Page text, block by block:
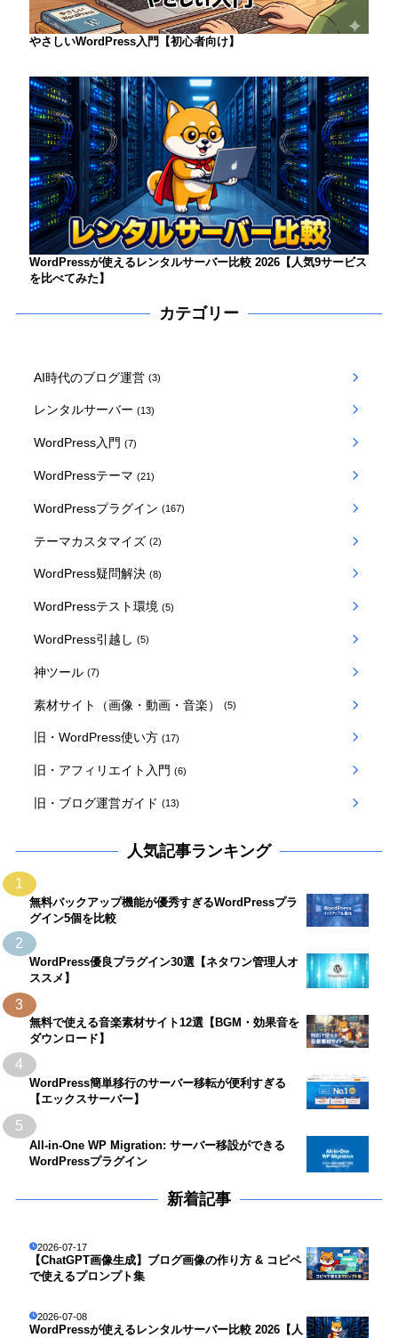
やさしいWordPress入門【初心者向け】
WordPressが使えるレンタルサーバー比較 2026【人気9サービス
を比べてみた】
カテゴリー
AI時代のブログ運営 (3)
レンタルサーバー (13)
WordPress入門 (7)
WordPressテーマ (21)
WordPressプラグイン (167)
テーマカスタマイズ (2)
WordPress疑問解決 (8)
WordPressテスト環境 (5)
WordPress引越し (5)
神ツール (7)
素材サイト（画像・動画・音楽） (5)
旧・WordPress使い方 (17)
旧・アフィリエイト入門 (6)
旧・ブログ運営ガイド (13)
人気記事ランキング
1
無料バックアップ機能が優秀すぎるWordPressプラ
グイン5個を比較
2
WordPress優良プラグイン30選【ネタワン管理人オ
ススメ】
3
無料で使える音楽素材サイト12選【BGM・効果音を
ダウンロード】
4
WordPress簡単移行のサーバー移転が便利すぎる
【エックスサーバー】
5
All-in-One WP Migration: サーバー移設ができる
WordPressプラグイン
新着記事
2026-07-17
【ChatGPT画像生成】ブログ画像の作り方 & コピペ
で使えるプロンプト集
2026-07-08
WordPressが使えるレンタルサーバー比較 2026【人